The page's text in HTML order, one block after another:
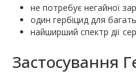
не потребує негайної
один гербіцид для
найширший спектр дії
Застосування